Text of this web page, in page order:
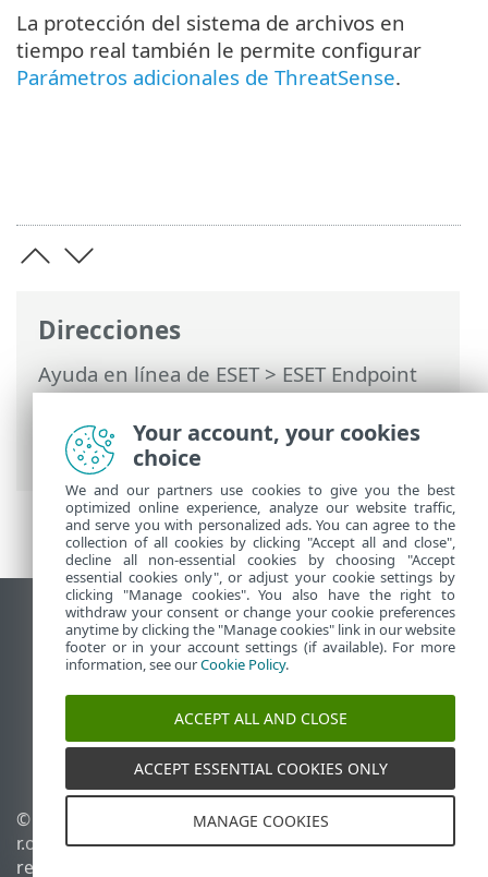
Direcciones
Ayuda en línea de ESET>ESET Endpoint
Security>Configuración avanzada>
Protecciones> Protección del sistema de
archivos en tiempo real
La protección del sistema de archivos en
tiempo real también le permite configurar
Parámetros adicionales de ThreatSense.
Ver sitio para ordenador
End of Life
Base de conocimiento de ESET
ESET Status Portal
Soporte técnico regional
© 1992 - 2026 ESET, spol. s
r.o. Todos los derechos
reservados.
Administrar cookies
Política de cookies
Your account, your cookies
choice
We and our partners use cookies to give you the best
optimized online experience, analyze our website traffic,
and serve you with personalized ads. You can agree to the
collection of all cookies by clicking "Accept all and close",
decline all non-essential cookies by choosing "Accept
essential cookies only", or adjust your cookie settings by
clicking "Manage cookies". You also have the right to
withdraw your consent or change your cookie preferences
anytime by clicking the "Manage cookies" link in our website
footer or in your account settings (if available). For more
information, see ourCookie Policy.
ACCEPT ALL AND CLOSE
ACCEPT ESSENTIAL COOKIES ONLY
MANAGE COOKIES